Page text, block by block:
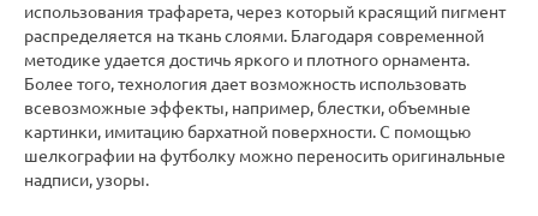
использования трафарета, через который красящий пигмент
распределяется на ткань слоями. Благодаря современной
методике удается достичь яркого и плотного орнамента.
Более того, технология дает возможность использовать
всевозможные эффекты, например, блестки, объемные
картинки, имитацию бархатной поверхности. С помощью
шелкографии на футболку можно переносить оригинальные
надписи, узоры.